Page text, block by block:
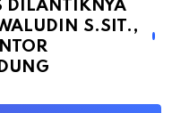
DILANTIKNYA
S.SIT.,